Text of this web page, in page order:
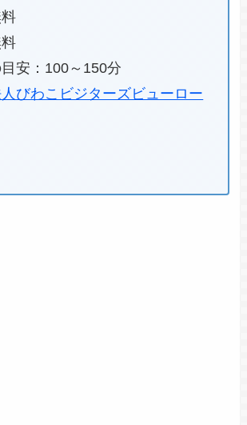
安：100～150分
びわこビジターズビューロー